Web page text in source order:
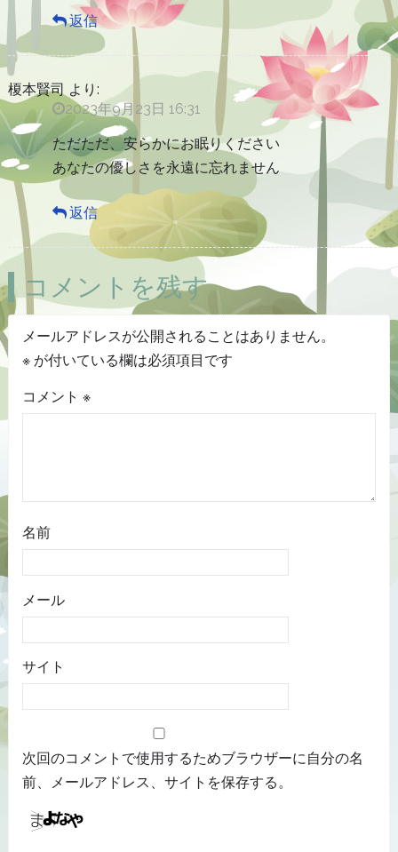
返信
榎本賢司 より:
2023年9月23日 16:31
ただただ、安らかにお眠りください
あなたの優しさを永遠に忘れません
返信
コメントを残す
メールアドレスが公開されることはありません。
※が付いている欄は必須項目です
コメント ※
名前
メール
サイト
次回のコメントで使用するためブラウザーに自分の名
前、メールアドレス、サイトを保存する。